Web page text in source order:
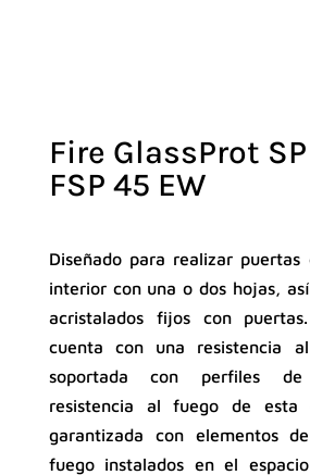
Fire GlassProt SP
FSP 45 EW
Diseñado para realizar
interior con una o dos hojas,
acristalados fijos con
cuenta con una resistencia
soportada con perfiles
resistencia al fuego de esta
garantizada con elementos
fuego instalados en el